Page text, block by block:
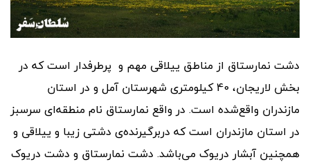
دشت نمارستاق از مناطق ییلاقی مهم و پرطرفدار است که در
بخش لاریجان، 40 کیلومتری شهرستان آمل و در استان
مازندران واقع‌شده است. در واقع نمارستاق نام منطقه‌ای سرسبز
در استان مازندران است که دربرگیرنده‌ی دشتی زیبا و ییلاقی و
همچنین آبشار دریوک می‌باشد. دشت نمارستاق و دشت دریوک